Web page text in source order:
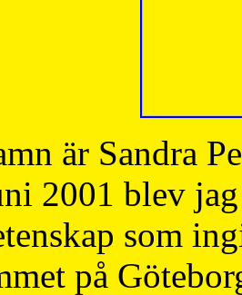
är Sandra
2001 blev
som
på